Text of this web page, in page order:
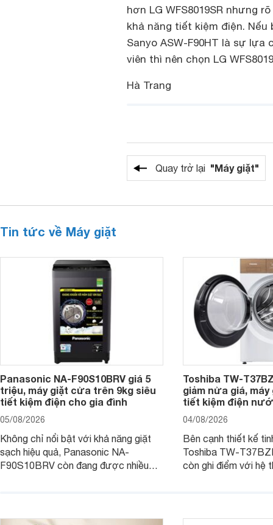
hơn LG WFS8019SR nhưng
khả năng tiết kiệm điện.
Sanyo ASW-F90HT là sự
viên thì nên chọn LG
Hà Trang
Quay trở lại "Máy giặt"
Tin tức về Máy giặt
Panasonic NA-F90S10BRV giá 5
triệu, máy giặt cửa trên 9kg siêu
tiết kiệm điện cho gia đình
05/08/2026
Không chỉ nổi bật với khả năng giặt
sạch hiệu quả, Panasonic NA-
F90S10BRV còn đang được nhiều
giặt cửa trên 9kg.
Toshiba TW-
giảm nửa giá,
tiết kiệm điện
04/08/2026
Bên cạnh thiết kế
Toshiba TW-
còn ghi điểm với hệ
giặt.